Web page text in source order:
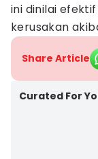
ini dinilai
kerusakan
Share Article
Curated For